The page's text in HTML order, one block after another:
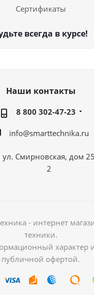
Сертификаты
всегда в курсе!
Наши контакты
8 800 302-47-23
info@smarttechnika.ru
ул. Смирновская, дом
2
- интернет
техники.
характер
публичной офертой.